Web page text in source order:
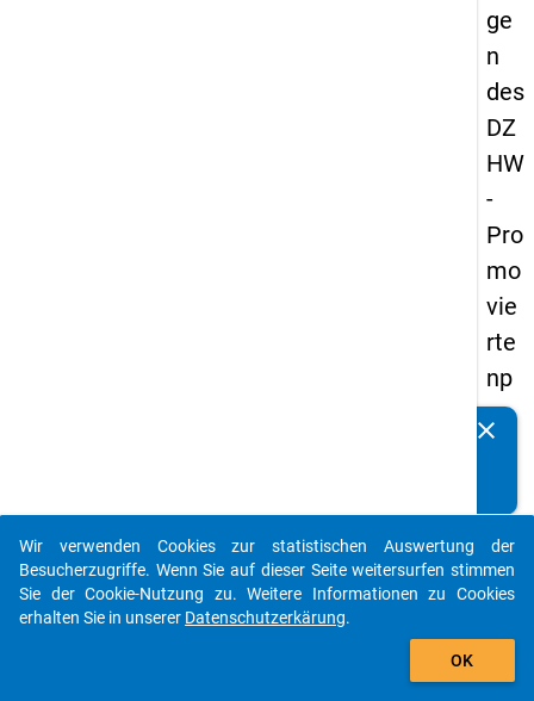
ge
n
des
DZ
HW
-
Pro
mo
vie
rte
np
an
14
-
drit
clear
auto_stories
add_shopping_cart
Wir verwenden Cookies zur statistischen Auswertung der
Besucherzugriffe. Wenn Sie auf dieser Seite weitersurfen stimmen
Sie der Cookie-Nutzung zu. Weitere Informationen zu Cookies
erhalten Sie in unserer Datenschutzerkärung.
OK